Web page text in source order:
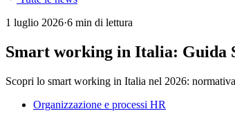
1 luglio 2026·6 min di lettura
Smart working in Italia: Guida
Scopri lo smart working in Italia nel 2026:
Organizzazione e processi HR